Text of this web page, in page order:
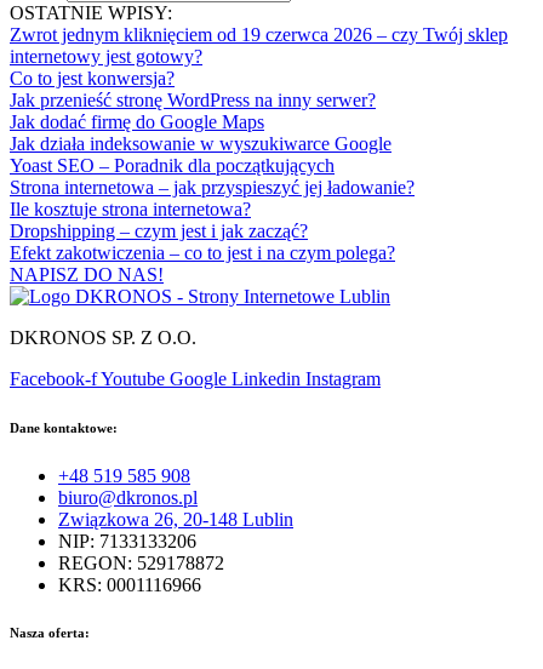
OSTATNIE WPISY:
Zwrot jednym kliknięciem od 19 czerwca 2026 – czy Twój sklep
internetowy jest gotowy?
Co to jest konwersja?
Jak przenieść stronę WordPress na inny serwer?
Jak dodać firmę do Google Maps
Jak działa indeksowanie w wyszukiwarce Google
Yoast SEO – Poradnik dla początkujących
Strona internetowa – jak przyspieszyć jej ładowanie?
Ile kosztuje strona internetowa?
Dropshipping – czym jest i jak zacząć?
Efekt zakotwiczenia – co to jest i na czym polega?
NAPISZ DO NAS!
DKRONOS SP. Z O.O.
Facebook-fYoutube Google Linkedin Instagram
Dane kontaktowe:
+48 519 585 908
biuro@dkronos.pl
Związkowa 26, 20-148 Lublin
NIP: 7133133206
REGON: 529178872
KRS: 0001116966
Nasza oferta: